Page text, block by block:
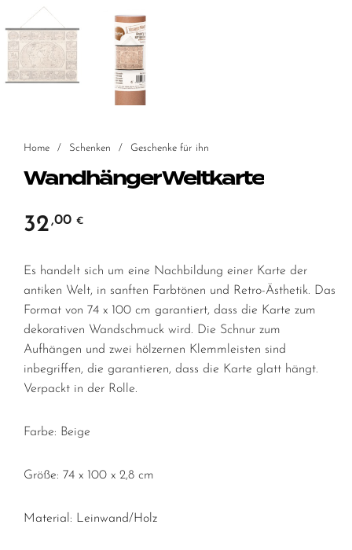
Home / Schenken / Geschenke für ihn
Wandhänger Weltkarte
32,00 €
Es handelt sich um eine Nachbildung einer Karte der
antiken Welt, in sanften Farbtönen und Retro-Ästhetik. Das
Format von 74 x 100 cm garantiert, dass die Karte zum
dekorativen Wandschmuck wird. Die Schnur zum
Aufhängen und zwei hölzernen Klemmleisten sind
inbegriffen, die garantieren, dass die Karte glatt hängt.
Verpackt in der Rolle.
Farbe: Beige
Größe: 74 x 100 x 2,8 cm
Material: Leinwand/Holz